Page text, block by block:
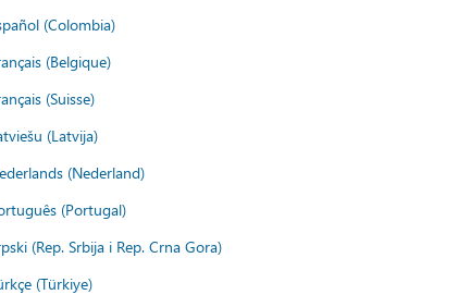
(Colombia)
(Belgique)
(Suisse)
(Latvija)
(Nederland)
(Portugal)
(Rep. Srbija i Rep. Crna Gora)
(Türkiye)